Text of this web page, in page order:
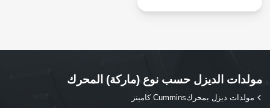
مولدات الديزل حسب نوع (ماركة) المحرك
مولدات ديزل بمحركCummins كامينز